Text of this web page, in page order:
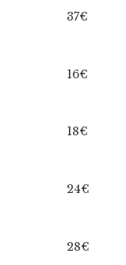
37€
16€
18€
24€
28€